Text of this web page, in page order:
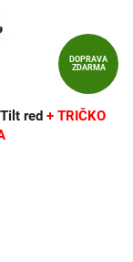
DOPRAVA
ZDARMA
red + TRIČKO